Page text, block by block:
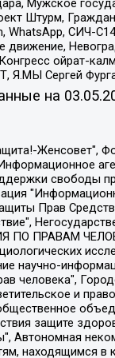
Мужское
Штурм,
WhatsApp, СИЧ-
движение,
ойрат-
Я.МЫ Сергей
на
администратором доменного имени интернет-издания "The Insider SIA", https://theins.ru, Постернак Алексей Евгеньевич, Рубин Михаил Аркадьевич, Анин Роман Александрович, Юридическое лицо Istories fonds, зарегистрированное в Латвийской Республике (регистрационный номер 50008295751, дата регистрации 24.02.2020), Великовский Дмитрий Александрович, Долинина Ирина Николаевна, Мароховская Алеся Алексеевна, Шлейнов Роман Юрьевич, Шмагун Олеся Валентиновна, Общество с ограниченной ответственностью "Альтаир 2021", Общество с ограниченной ответственностью "Вега 2021", Общество с ограниченной ответственностью "Главный редактор 2021", Общество с ограниченной ответственностью "Ромашки монолит", Важенков Артем Валерьевич, Ивановская областная общественная организация "Центр гендерных исследований", Гурман Юрий Альбертович, Медиапроект "ОВД-Инфо", Егоров Владимир Владимирович, Жилинский Владимир Александрович, Общество с ограниченной ответственностью "ЗП", Иванова София Юрьевна,